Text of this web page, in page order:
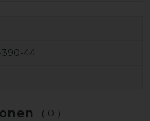
390-44
(0)